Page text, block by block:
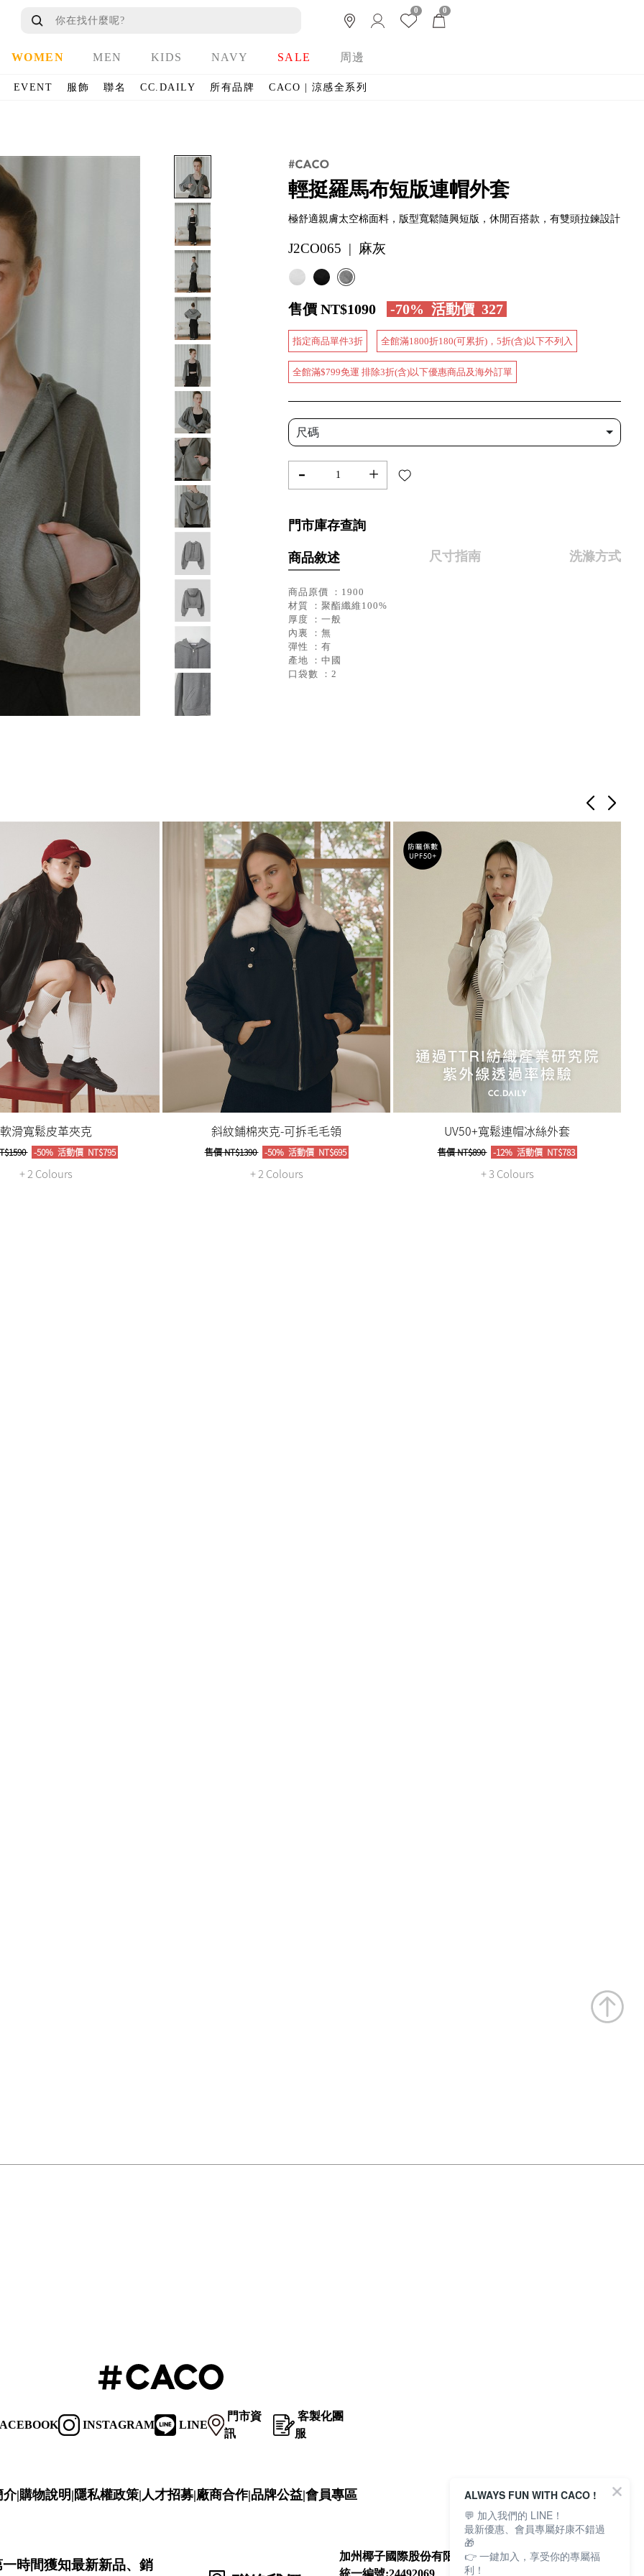
0 0
WOMEN MEN KIDS NAVY SALE 周邊
EVENT 服飾 聯名 CC.DAILY 所有品牌 CACO | 涼感全系列
輕挺羅馬布短版連帽外套
極舒適親膚太空棉面料，版型寬鬆隨興短版，休閒百搭款，有雙頭拉鍊設計
J2CO065 | 麻灰
售價 NT$1090 -70% 活動價 327
指定商品單件3折 全館滿1800折180(可累折)，5折(含)以下不列入
全館滿$799免運 排除3折(含)以下優惠商品及海外訂單
尺碼
- +
門市庫存查詢
商品敘述 尺寸指南 洗滌方式
商品原價 ：1900
材質 ：聚酯纖維100%
厚度 ：一般
內裏 ：無
彈性 ：有
產地 ：中國
口袋數 ：2
軟滑寬鬆皮革夾克
-50% 活動價NT$795
+ 2 Colours
斜紋鋪棉夾克-可拆毛毛領
售價NT$1390 -50% 活動價NT$695
+ 2 Colours
UV50+寬鬆連帽冰絲外套
售價NT$890 -12% 活動價NT$783
+ 3 Colours
INSTAGRAM LINE
門市資
訊
客製化團
服
介|購物說明 |隱私權政策|人才招募|廠商合作|品牌公益|會員專區
時間獲知最新新品、銷
加州椰子國際股份有限公司
統一編號:24492069
ALWAYS FUN WITH CACO !
💬 加入我們的 LINE！
最新優惠、會員專屬好康不錯過
🎁
👉 一鍵加入，享受你的專屬福
利！